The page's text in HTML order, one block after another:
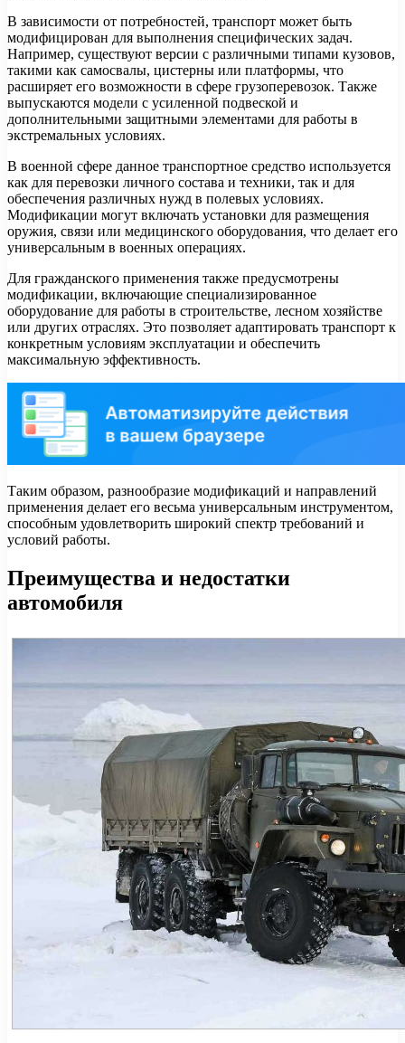
В зависимости от потребностей, транспорт может быть
модифицирован для выполнения специфических задач.
Например, существуют версии с различными типами кузовов,
такими как самосвалы, цистерны или платформы, что
расширяет его возможности в сфере грузоперевозок. Также
выпускаются модели с усиленной подвеской и
дополнительными защитными элементами для работы в
экстремальных условиях.
В военной сфере данное транспортное средство используется
как для перевозки личного состава и техники, так и для
обеспечения различных нужд в полевых условиях.
Модификации могут включать установки для размещения
оружия, связи или медицинского оборудования, что делает его
универсальным в военных операциях.
Для гражданского применения также предусмотрены
модификации, включающие специализированное
оборудование для работы в строительстве, лесном хозяйстве
или других отраслях. Это позволяет адаптировать транспорт к
конкретным условиям эксплуатации и обеспечить
максимальную эффективность.
Таким образом, разнообразие модификаций и направлений
применения делает его весьма универсальным инструментом,
способным удовлетворить широкий спектр требований и
условий работы.
Преимущества и недостатки
автомобиля